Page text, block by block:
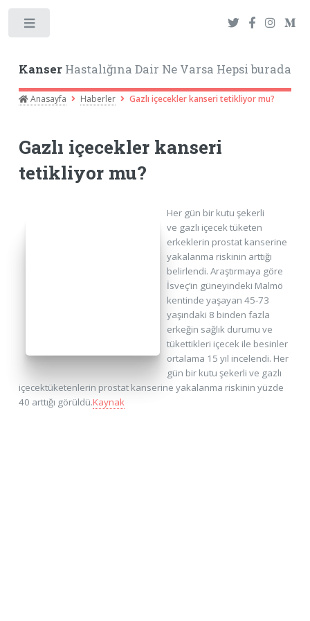
KanserHastalığına Dair Ne Varsa Hepsi burada
Anasayfa Haberler Gazlı içecekler kanseri tetikliyor mu?
Gazlı içecekler kanseri
tetikliyor mu?
Her gün bir kutu şekerli
ve gazlı içecek tüketen
erkeklerin prostat kanserine
yakalanma riskinin arttığı
belirlendi. Araştırmaya göre
İsveç’in güneyindeki Malmö
kentinde yaşayan 45-73
yaşındaki 8 binden fazla
erkeğin sağlık durumu ve
tükettikleri içecek ile besinler
ortalama 15 yıl incelendi. Her
gün bir kutu şekerli ve gazlı
içecektüketenlerin prostat kanserine yakalanma riskinin yüzde
40 arttığı görüldü.Kaynak